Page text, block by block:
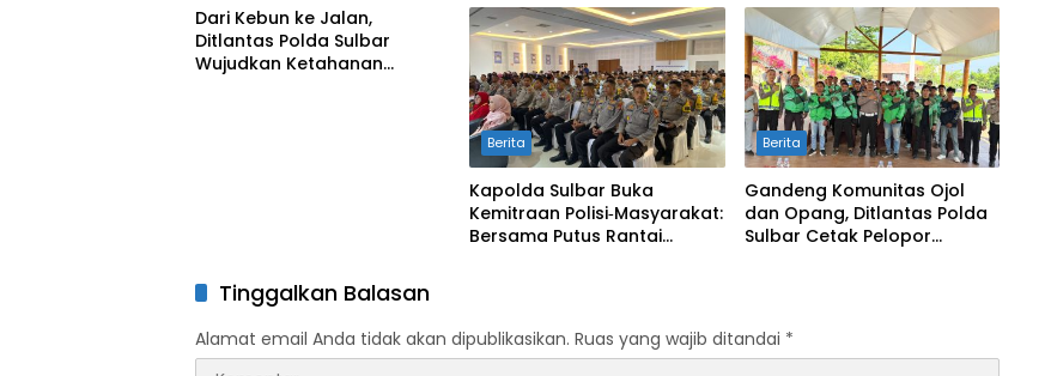
Persaudaraan
Kekeringan
Dari Kebun ke Jalan,
Ditlantas Polda Sulbar
Wujudkan Ketahanan
Berita
Kapolda Sulbar Buka
Kemitraan Polisi‑Masyarakat:
Bersama Putus Rantai
Berita
Gandeng Komunitas Ojol
dan Opang, Ditlantas Polda
Sulbar Cetak Pelopor
Tinggalkan Balasan
Alamat email Anda tidak akan dipublikasikan. Ruas yang wajib ditandai *